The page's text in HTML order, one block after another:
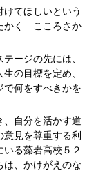
てほしいという
かく こころさか
ージの先には、
の目標を定め、
で何をすべきかを
自分を活かす道
見を尊重する利
る藻岩高校５２
は、かけがえのな